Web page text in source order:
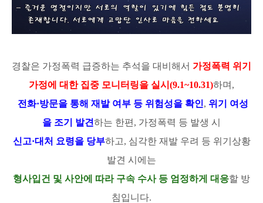
경찰은 가정폭력 급증하는 추석을 대비해서 가정폭력 위기
가정에 대한 집중 모니터링을 실시(9.1~10.31)하며,
전화·방문을 통해 재발 여부 등 위험성을 확인, 위기 여성
을 조기 발견하는 한편, 가정폭력 등 발생 시
신고·대처 요령을 당부하고, 심각한 재발 우려 등 위기상황
발견 시에는
형사입건 및 사안에 따라 구속 수사 등 엄정하게 대응할 방
침입니다.